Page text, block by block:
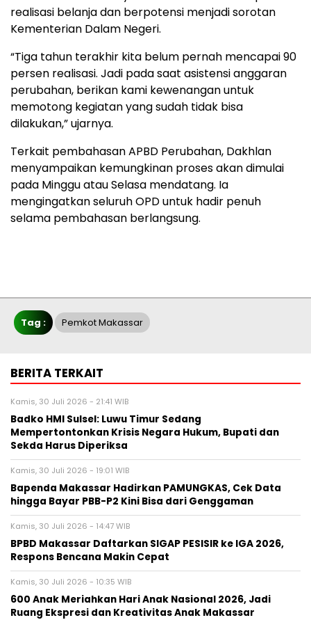
realisasi belanja dan berpotensi menjadi sorotan
Kementerian Dalam Negeri.
“Tiga tahun terakhir kita belum pernah mencapai 90
persen realisasi. Jadi pada saat asistensi anggaran
perubahan, berikan kami kewenangan untuk
memotong kegiatan yang sudah tidak bisa
dilakukan,” ujarnya.
Terkait pembahasan APBD Perubahan, Dakhlan
menyampaikan kemungkinan proses akan dimulai
pada Minggu atau Selasa mendatang. Ia
mengingatkan seluruh OPD untuk hadir penuh
selama pembahasan berlangsung.
Tag : Pemkot Makassar
BERITA TERKAIT
Kamis, 30 Juli 2026 - 21:41 WIB
Badko HMI Sulsel: Luwu Timur Sedang
Mempertontonkan Krisis Negara Hukum, Bupati dan
Sekda Harus Diperiksa
Kamis, 30 Juli 2026 - 19:01 WIB
Bapenda Makassar Hadirkan PAMUNGKAS, Cek Data
hingga Bayar PBB-P2 Kini Bisa dari Genggaman
Kamis, 30 Juli 2026 - 14:47 WIB
BPBD Makassar Daftarkan SIGAP PESISIR ke IGA 2026,
Respons Bencana Makin Cepat
Kamis, 30 Juli 2026 - 10:35 WIB
600 Anak Meriahkan Hari Anak Nasional 2026, Jadi
Ruang Ekspresi dan Kreativitas Anak Makassar